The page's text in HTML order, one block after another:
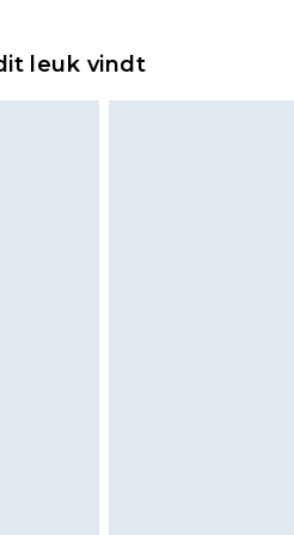
gebracht op uw
leuk vindt